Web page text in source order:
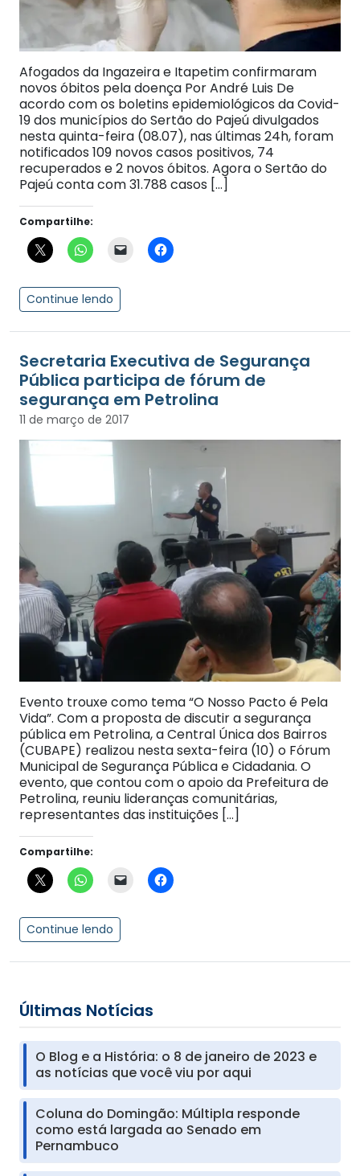
Afogados da Ingazeira e Itapetim confirmaram
novos óbitos pela doença Por André Luis De
acordo com os boletins epidemiológicos da Covid-
19 dos municípios do Sertão do Pajeú divulgados
nesta quinta-feira (08.07), nas últimas 24h, foram
notificados 109 novos casos positivos, 74
recuperados e 2 novos óbitos. Agora o Sertão do
Pajeú conta com 31.788 casos […]
Compartilhe:
Continue lendo
Secretaria Executiva de Segurança
Pública participa de fórum de
segurança em Petrolina
11 de março de 2017
Evento trouxe como tema “O Nosso Pacto é Pela
Vida”. Com a proposta de discutir a segurança
pública em Petrolina, a Central Única dos Bairros
(CUBAPE) realizou nesta sexta-feira (10) o Fórum
Municipal de Segurança Pública e Cidadania. O
evento, que contou com o apoio da Prefeitura de
Petrolina, reuniu lideranças comunitárias,
representantes das instituições […]
Compartilhe:
Continue lendo
Últimas Notícias
O Blog e a História: o 8 de janeiro de 2023 e
as notícias que você viu por aqui
Coluna do Domingão: Múltipla responde
como está largada ao Senado em
Pernambuco